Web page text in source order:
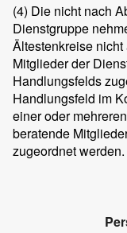
(4) Die nicht nach
Dienstgruppe
Ältestenkreise
Mitglieder der
Handlungsfelds
Handlungsfeld im
einer oder
beratende
zugeordnet werden.